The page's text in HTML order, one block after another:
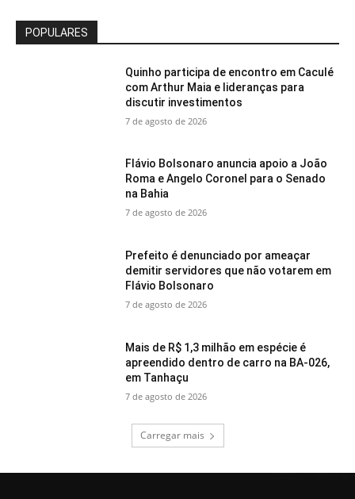
POPULARES
Quinho participa de encontro em Caculé
com Arthur Maia e lideranças para
discutir investimentos
7 de agosto de 2026
Flávio Bolsonaro anuncia apoio a João
Roma e Angelo Coronel para o Senado
na Bahia
7 de agosto de 2026
Prefeito é denunciado por ameaçar
demitir servidores que não votarem em
Flávio Bolsonaro
7 de agosto de 2026
Mais de R$ 1,3 milhão em espécie é
apreendido dentro de carro na BA-026,
em Tanhaçu
7 de agosto de 2026
Carregar mais